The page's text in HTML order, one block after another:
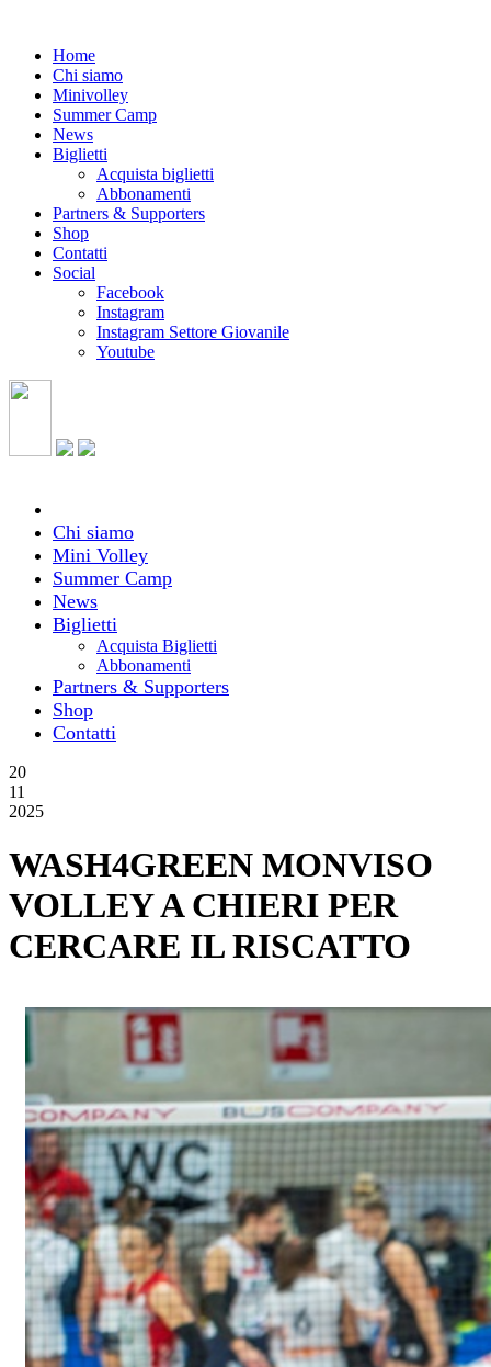
Home
Chi siamo
Minivolley
Summer Camp
News
Biglietti
Acquista biglietti
Abbonamenti
Partners & Supporters
Shop
Contatti
Social
Facebook
Instagram
Instagram Settore Giovanile
Youtube
Chi siamo
Mini Volley
Summer Camp
News
Biglietti
Acquista Biglietti
Abbonamenti
Partners & Supporters
Shop
Contatti
20
11
2025
WASH4GREEN MONVISO
VOLLEY A CHIERI PER
CERCARE IL RISCATTO